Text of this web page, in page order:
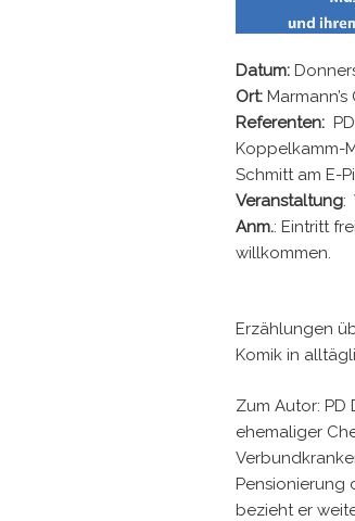
Datum:
Ort:
Referenten:
Koppelkamm-
Schmitt am E-
Veranstaltung:
Anm.: Eintritt
willkommen.
Erzählungen
Komik in
Zum Autor:
ehemaliger
Pensionierung
bezieht er